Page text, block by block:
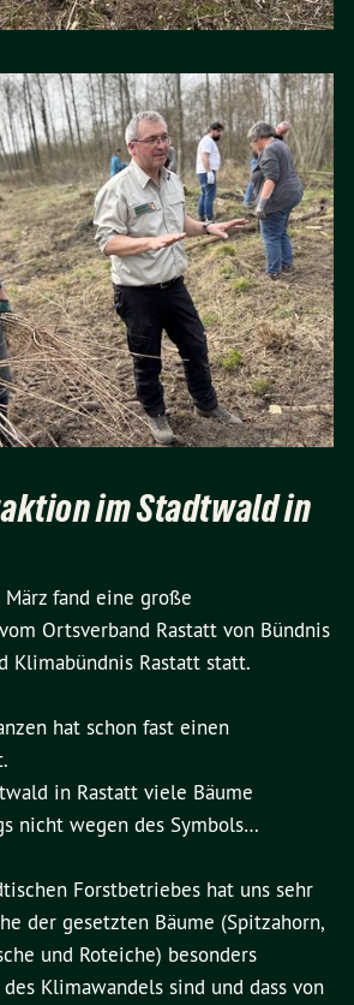
im Stadtwald in
März fand eine große
Ortsverband Rastatt von Bündnis
Klimabündnis Rastatt statt.
hat schon fast einen
in Rastatt viele Bäume
nicht wegen des Symbols…
Forstbetriebes hat uns sehr
der gesetzten Bäume (Spitzahorn,
und Roteiche) besonders
Klimawandels sind und dass von